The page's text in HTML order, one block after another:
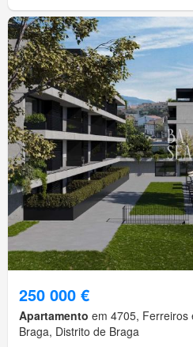
250 000 €
Apartamento em 4705, Ferreiros
Braga, Distrito de Braga